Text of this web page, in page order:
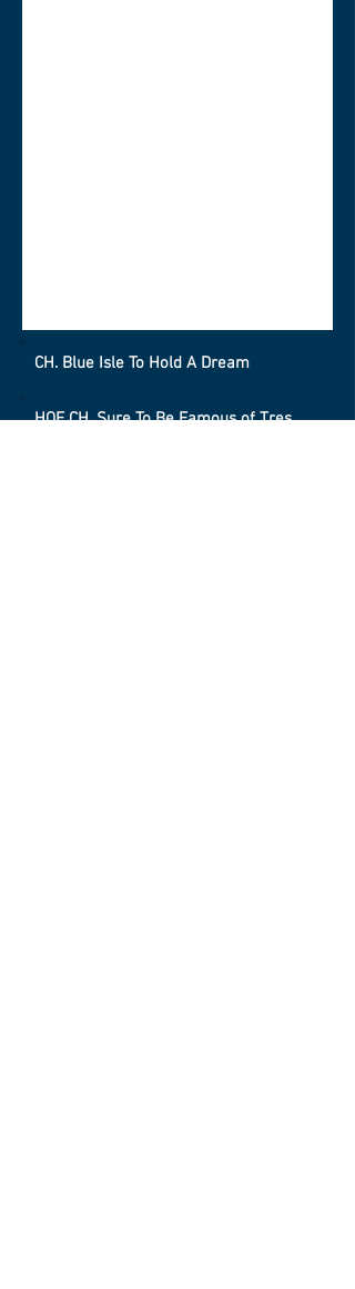
CH. Blue Isle To Hold A Dream
HOF CH. Sure To Be Famous of Tres